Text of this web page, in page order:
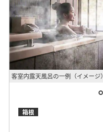
客室内露天風呂の一例（イメージ）
箱根